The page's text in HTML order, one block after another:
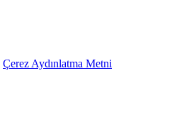
Çerez Aydınlatma Metni